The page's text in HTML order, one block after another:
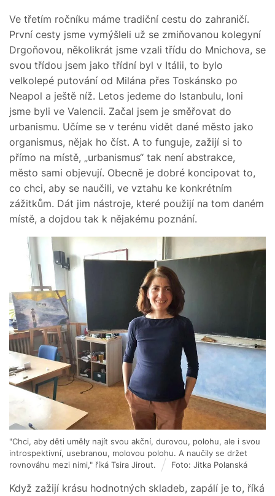
Ve třetím ročníku máme tradiční cestu do zahraničí.
První cesty jsme vymýšleli už se zmiňovanou kolegyní
Drgoňovou, několikrát jsme vzali třídu do Mnichova, se
svou třídou jsem jako třídní byl v Itálii, to bylo
velkolepé putování od Milána přes Toskánsko po
Neapol a ještě níž. Letos jedeme do Istanbulu, loni
jsme byli ve Valencii. Začal jsem je směřovat do
urbanismu. Učíme se v terénu vidět dané město jako
organismus, nějak ho číst. A to funguje, zažijí si to
přímo na místě, „urbanismus“ tak není abstrakce,
město sami objevují. Obecně je dobré koncipovat to,
co chci, aby se naučili, ve vztahu ke konkrétním
zážitkům. Dát jim nástroje, které použijí na tom daném
místě, a dojdou tak k nějakému poznání.
"Chci, aby děti uměly najít svou akční, durovou, polohu, ale i svou
introspektivní, usebranou, molovou polohu. A naučily se držet
rovnováhu mezi nimi," říká Tsira Jirout.
Foto: Jitka Polanská
Když zažijí krásu hodnotných skladeb, zapálí je to, říká